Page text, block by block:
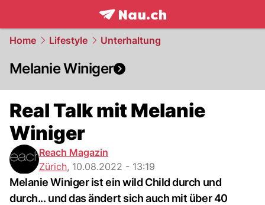
frontpage.NAU.ch
Home Lifestyle Unterhaltung
Melanie Winiger
Real Talk mit Melanie
Winiger
Reach Magazin
Zürich, 10.08.2022 - 13:19
Melanie Winiger ist ein wild Child durch und
durch... und das ändert sich auch mit über 40